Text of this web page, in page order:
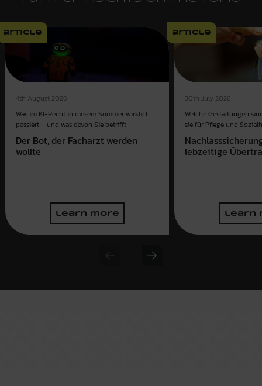
article
4th August 2026
Was im KI-Recht in diesem Sommer wirklich
passiert – und was davon Sie betrifft
Der Bot, der Facharzt werden
wollte
learn more
article
30th July 2026
Welche Gestaltungen
sie für Pflege und
lebzeitige
learn
Previous slide
Next slide